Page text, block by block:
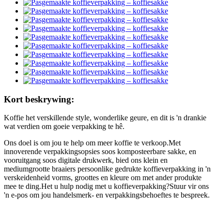
Kort beskrywing:
Koffie het verskillende style, wonderlike geure, en dit is 'n drankie
wat verdien om goeie verpakking te hê.
Ons doel is om jou te help om meer koffie te verkoop.Met
innoverende verpakkingsopsies soos komposteerbare sakke, en
vooruitgang soos digitale drukwerk, bied ons klein en
mediumgrootte braaiers persoonlike gedrukte koffieverpakking in 'n
verskeidenheid vorms, groottes en kleure om met ander produkte
mee te ding.Het u hulp nodig met u koffieverpakking?Stuur vir ons
'n e-pos om jou handelsmerk- en verpakkingsbehoeftes te bespreek.